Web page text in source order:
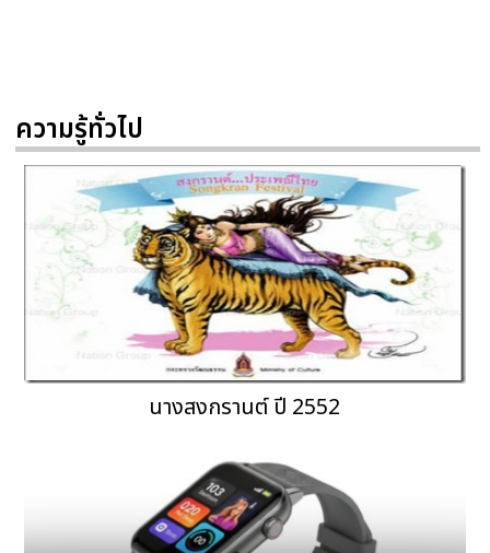
ความรู้ทั่วไป
นางสงกรานต์ ปี 2552